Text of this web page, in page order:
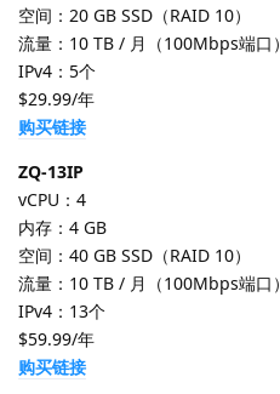
空间：20 GB SSD（RAID 10）
流量：10 TB / 月（100Mbps端口）
IPv4：5个
$29.99/年
购买链接
ZQ-13IP
vCPU：4
内存：4 GB
空间：40 GB SSD（RAID 10）
流量：10 TB / 月（100Mbps端口）
IPv4：13个
$59.99/年
购买链接